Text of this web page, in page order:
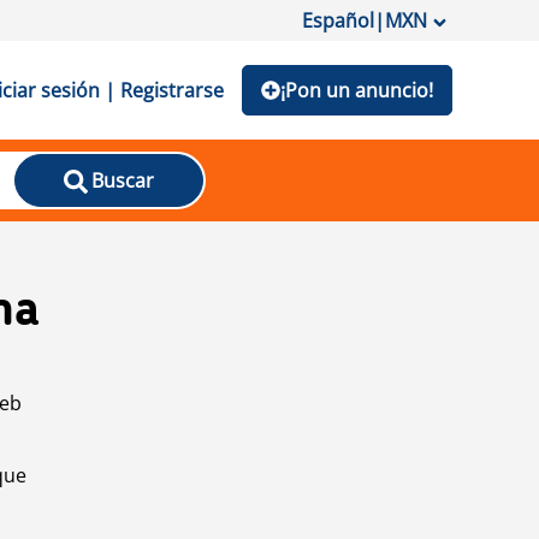
Español|MXN
sesión | Registrarse ¡Pon un anuncio!
Buscar